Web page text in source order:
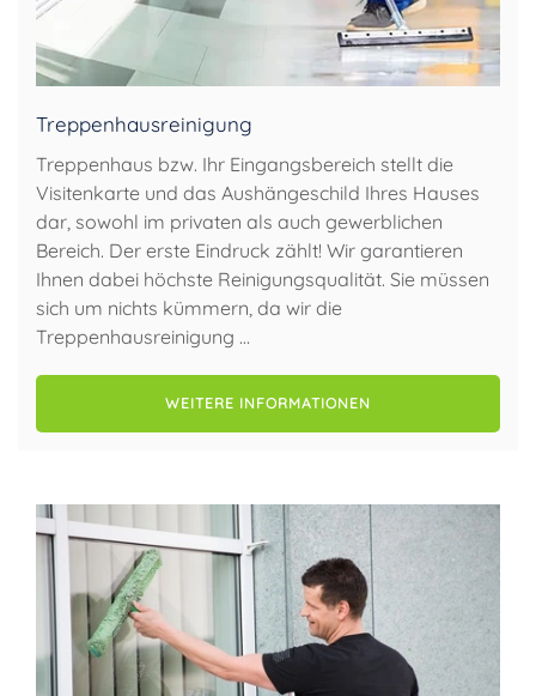
Treppenhausreinigung
Treppenhaus bzw. Ihr Eingangsbereich stellt die
Visitenkarte und das Aushängeschild Ihres Hauses
dar, sowohl im privaten als auch gewerblichen
Bereich. Der erste Eindruck zählt! Wir garantieren
Ihnen dabei höchste Reinigungsqualität. Sie müssen
sich um nichts kümmern, da wir die
Treppenhausreinigung …
WEITERE INFORMATIONEN